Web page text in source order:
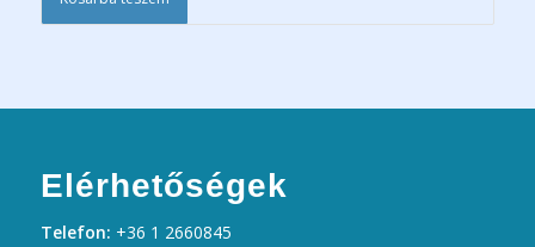
Elérhetőségek
Telefon: +36 1 2660845